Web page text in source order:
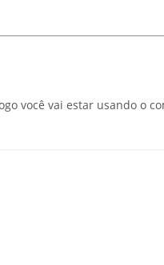
você vai estar usando o